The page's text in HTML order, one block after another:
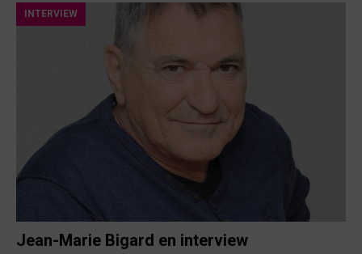
INTERVIEW
Jean-Marie Bigard en interview